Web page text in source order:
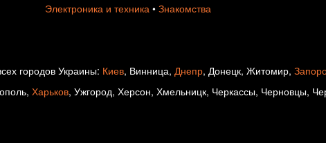
Электроника и техника • Знакомства
городов Украины: Киев, Винница, Днепр, Донецк, Житомир,
Харьков, Ужгород, Херсон, Хмельницк, Черкассы, Черновцы,